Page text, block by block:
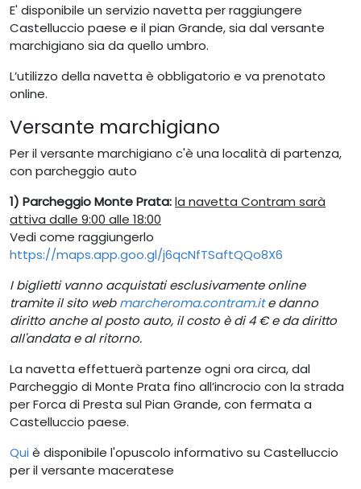
E' disponibile un servizio navetta per raggiungere
Castelluccio paese e il pian Grande, sia dal versante
marchigiano sia da quello umbro.
L’utilizzo della navetta è obbligatorio e va prenotato
online.
Versante marchigiano
Per il versante marchigiano c'è una località di partenza,
con parcheggio auto
1) Parcheggio Monte Prata:la navetta Contram sarà
attiva dalle 9:00 alle 18:00
Vedi come raggiungerlo
https://maps.app.goo.gl/j6qcNfTSaftQQo8X6
I biglietti vanno acquistati esclusivamente online
tramite il sito webmarcheroma.contram.ite danno
diritto anche al posto auto, il costo è di 4 € e da diritto
all'andata e al ritorno.
La navetta effettuerà partenze ogni ora circa, dal
Parcheggio di Monte Prata fino all’incrocio con la strada
per Forca di Presta sul Pian Grande, con fermata a
Castelluccio paese.
Qui è disponibile l'opuscolo informativo su Castelluccio
per il versante maceratese